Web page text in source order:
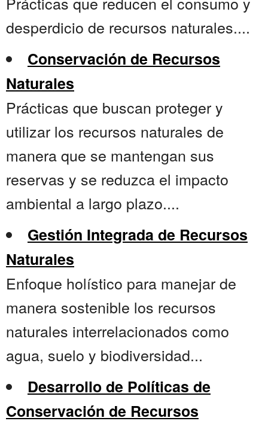
desperdicio de recursos naturales....
Conservación de Recursos
Naturales
Prácticas que buscan proteger y
utilizar los recursos naturales de
manera que se mantengan sus
reservas y se reduzca el impacto
ambiental a largo plazo....
Gestión Integrada de Recursos
Naturales
Enfoque holístico para manejar de
manera sostenible los recursos
naturales interrelacionados como
agua, suelo y biodiversidad...
Desarrollo de Políticas de
Conservación de Recursos